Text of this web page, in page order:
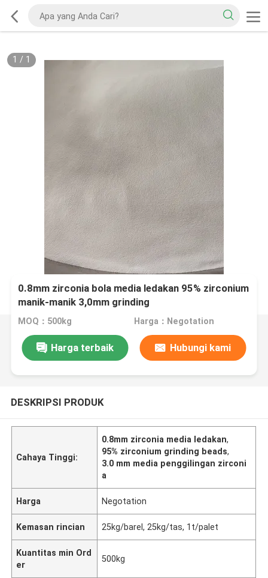
1 / 1
0.8mm zirconia bola media ledakan 95% zirconium
manik-manik 3,0mm grinding
MOQ：500kg Harga：Negotation
Harga terbaik Hubungi kami
DESKRIPSI PRODUK
Cahaya Tinggi:
0.8mm zirconia media ledakan,
95% zirconium grinding beads,
3.0 mm media penggilingan zirconi
a
Harga Negotation
Kemasan rincian 25kg/barel, 25kg/tas, 1t/palet
Kuantitas min Ord
er
500kg